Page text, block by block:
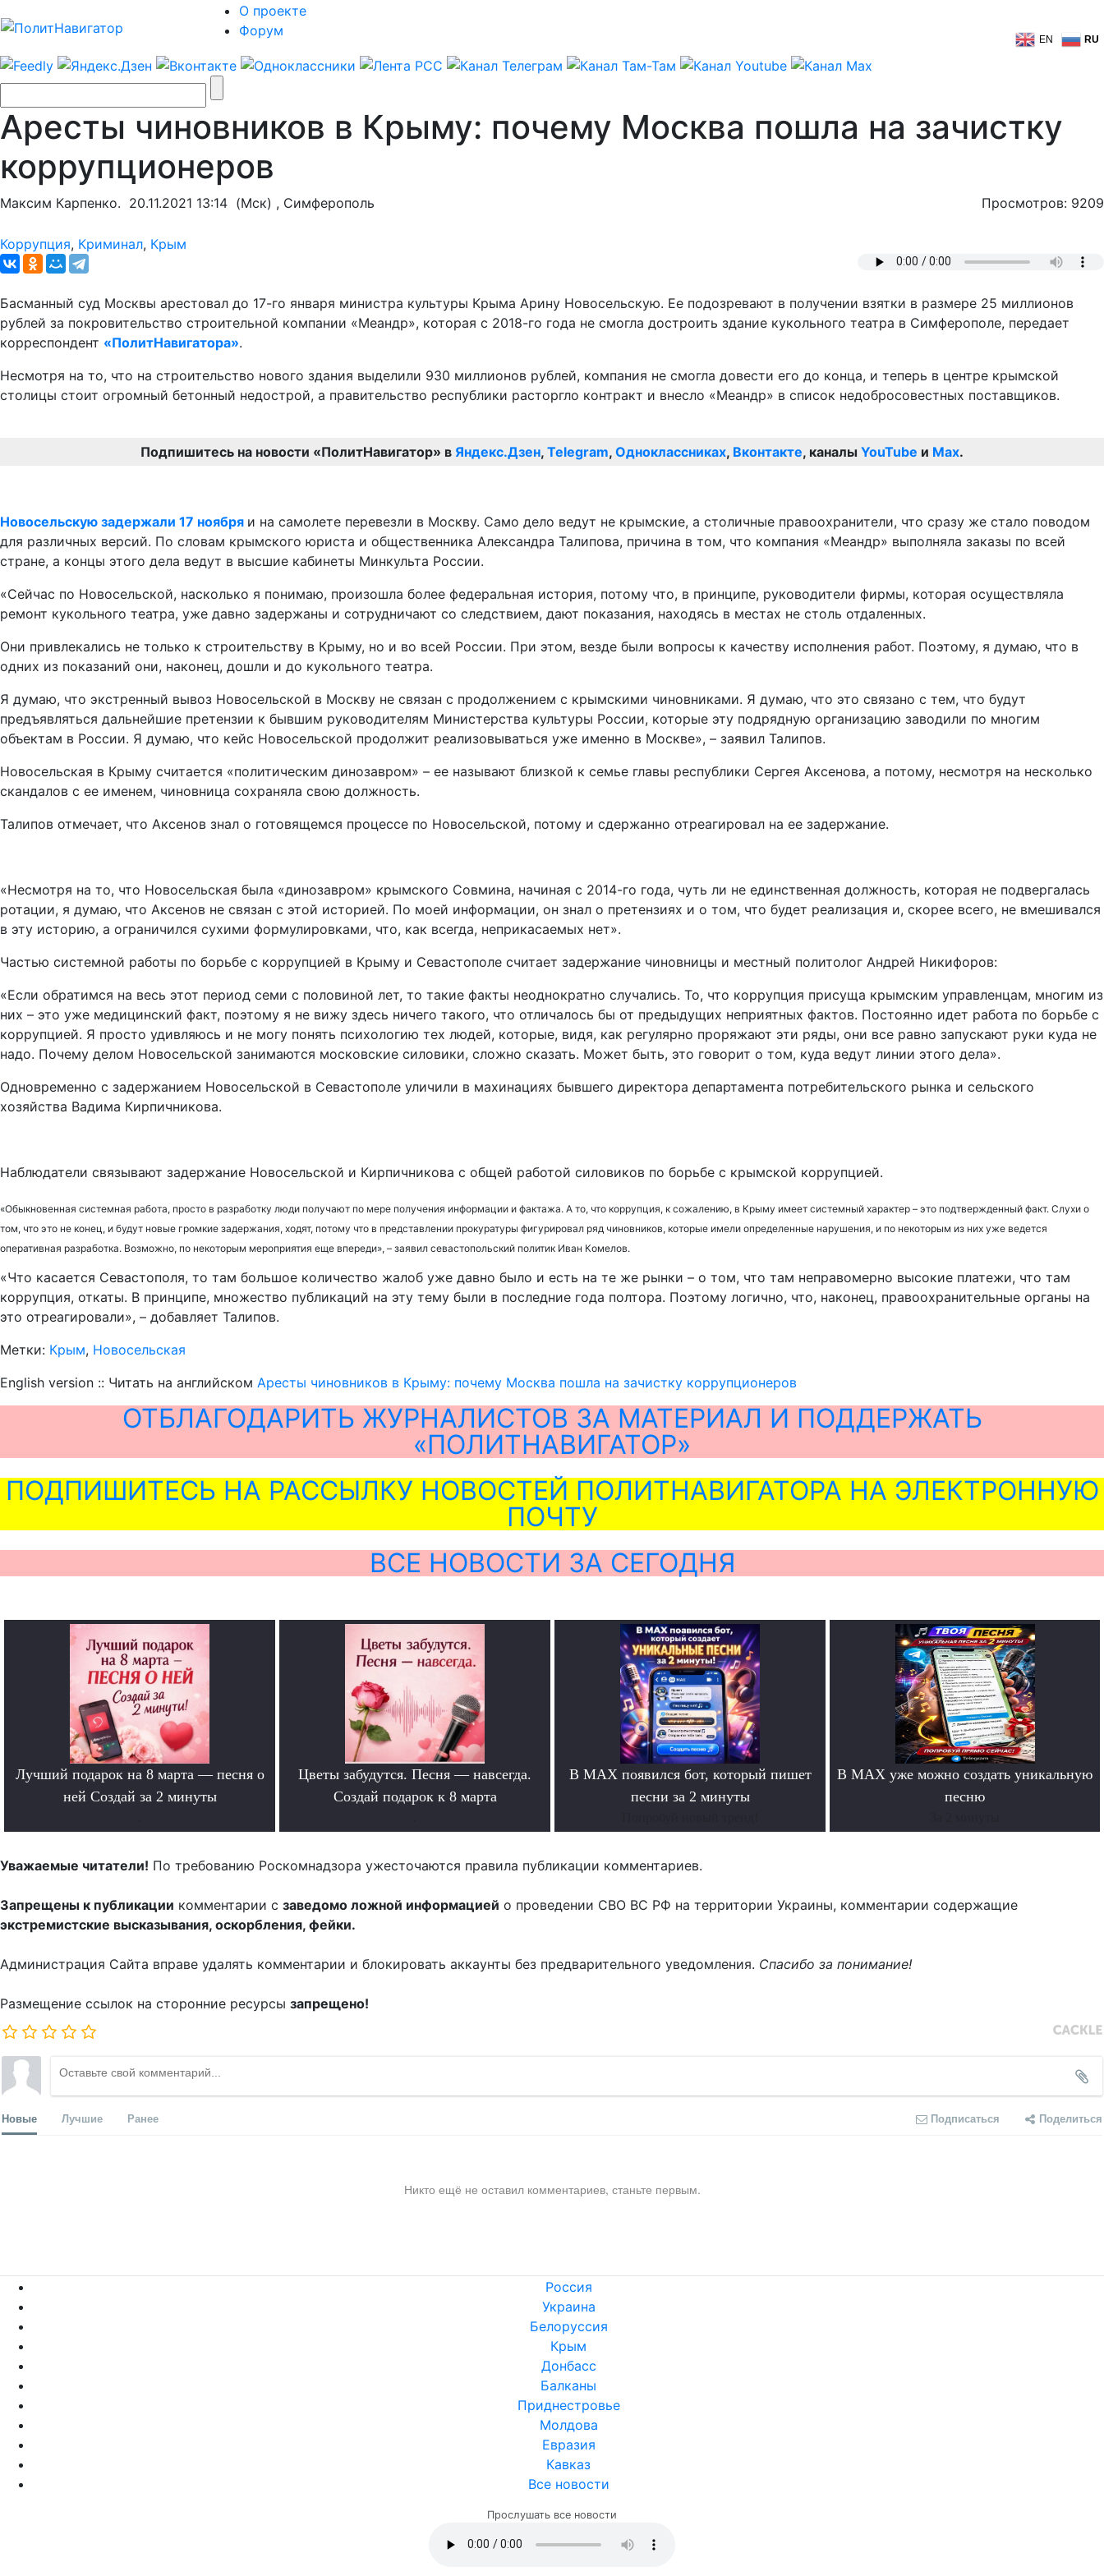
О проекте
Форум
EN RU
Аресты чиновников в Крыму: почему Москва пошла на зачистку
коррупционеров
Максим Карпенко. 20.11.2021 13:14 (Мск) , Симферополь Просмотров: 9209
Коррупция, Криминал, Крым
Басманный суд Москвы арестовал до 17-го января министра культуры Крыма Арину Новосельскую. Ее подозревают в получении взятки в размере 25 миллионов
рублей за покровительство строительной компании «Меандр», которая с 2018-го года не смогла достроить здание кукольного театра в Симферополе, передает
корреспондент «ПолитНавигатора».
Несмотря на то, что на строительство нового здания выделили 930 миллионов рублей, компания не смогла довести его до конца, и теперь в центре крымской
столицы стоит огромный бетонный недострой, а правительство республики расторгло контракт и внесло «Меандр» в список недобросовестных поставщиков.
Подпишитесь на новости «ПолитНавигатор» в Яндекс.Дзен, Telegram, Одноклассниках, Вконтакте, каналы YouTube и Max.
Новосельскую задержали 17 ноября и на самолете перевезли в Москву. Само дело ведут не крымские, а столичные правоохранители, что сразу же стало поводом
для различных версий. По словам крымского юриста и общественника Александра Талипова, причина в том, что компания «Меандр» выполняла заказы по всей
стране, а концы этого дела ведут в высшие кабинеты Минкульта России.
«Сейчас по Новосельской, насколько я понимаю, произошла более федеральная история, потому что, в принципе, руководители фирмы, которая осуществляла
ремонт кукольного театра, уже давно задержаны и сотрудничают со следствием, дают показания, находясь в местах не столь отдаленных.
Они привлекались не только к строительству в Крыму, но и во всей России. При этом, везде были вопросы к качеству исполнения работ. Поэтому, я думаю, что в
одних из показаний они, наконец, дошли и до кукольного театра.
Я думаю, что экстренный вывоз Новосельской в Москву не связан с продолжением с крымскими чиновниками. Я думаю, что это связано с тем, что будут
предъявляться дальнейшие претензии к бывшим руководителям Министерства культуры России, которые эту подрядную организацию заводили по многим
объектам в России. Я думаю, что кейс Новосельской продолжит реализовываться уже именно в Москве», – заявил Талипов.
Новосельская в Крыму считается «политическим динозавром» – ее называют близкой к семье главы республики Сергея Аксенова, а потому, несмотря на несколько
скандалов с ее именем, чиновница сохраняла свою должность.
Талипов отмечает, что Аксенов знал о готовящемся процессе по Новосельской, потому и сдержанно отреагировал на ее задержание.
«Несмотря на то, что Новосельская была «динозавром» крымского Совмина, начиная с 2014-го года, чуть ли не единственная должность, которая не подвергалась
ротации, я думаю, что Аксенов не связан с этой историей. По моей информации, он знал о претензиях и о том, что будет реализация и, скорее всего, не вмешивался
в эту историю, а ограничился сухими формулировками, что, как всегда, неприкасаемых нет».
Частью системной работы по борьбе с коррупцией в Крыму и Севастополе считает задержание чиновницы и местный политолог Андрей Никифоров:
«Если обратимся на весь этот период семи с половиной лет, то такие факты неоднократно случались. То, что коррупция присуща крымским управленцам, многим из
них – это уже медицинский факт, поэтому я не вижу здесь ничего такого, что отличалось бы от предыдущих неприятных фактов. Постоянно идет работа по борьбе с
коррупцией. Я просто удивляюсь и не могу понять психологию тех людей, которые, видя, как регулярно проряжают эти ряды, они все равно запускают руки куда не
надо. Почему делом Новосельской занимаются московские силовики, сложно сказать. Может быть, это говорит о том, куда ведут линии этого дела».
Одновременно с задержанием Новосельской в Севастополе уличили в махинациях бывшего директора департамента потребительского рынка и сельского
хозяйства Вадима Кирпичникова.
Наблюдатели связывают задержание Новосельской и Кирпичникова с общей работой силовиков по борьбе с крымской коррупцией.
«Обыкновенная системная работа, просто в разработку люди получают по мере получения информации и фактажа. А то, что коррупция, к сожалению, в Крыму имеет системный характер – это подтвержденный факт. Слухи о
том, что это не конец, и будут новые громкие задержания, ходят, потому что в представлении прокуратуры фигурировал ряд чиновников, которые имели определенные нарушения, и по некоторым из них уже ведется
оперативная разработка. Возможно, по некоторым мероприятия еще впереди», – заявил севастопольский политик Иван Комелов.
«Что касается Севастополя, то там большое количество жалоб уже давно было и есть на те же рынки – о том, что там неправомерно высокие платежи, что там
коррупция, откаты. В принципе, множество публикаций на эту тему были в последние года полтора. Поэтому логично, что, наконец, правоохранительные органы на
это отреагировали», – добавляет Талипов.
Метки: Крым, Новосельская
English version :: Читать на английском Аресты чиновников в Крыму: почему Москва пошла на зачистку коррупционеров
ОТБЛАГОДАРИТЬ ЖУРНАЛИСТОВ ЗА МАТЕРИАЛ И ПОДДЕРЖАТЬ
«ПОЛИТНАВИГАТОР»
ПОДПИШИТЕСЬ НА РАССЫЛКУ НОВОСТЕЙ ПОЛИТНАВИГАТОРА НА ЭЛЕКТРОННУЮ
ПОЧТУ
ВСЕ НОВОСТИ ЗА СЕГОДНЯ
Лучший подарок на 8 марта — песня о
ней Создай за 2 минуты
Цветы забудутся. Песня — навсегда.
Создай подарок к 8 марта
В MAX появился бот, который пишет
песни за 2 минуты
В MAX уже можно создать уникальную
песню
Уважаемые читатели! По требованию Роскомнадзора ужесточаются правила публикации комментариев.
Запрещены к публикации комментарии с заведомо ложной информацией о проведении СВО ВС РФ на территории Украины, комментарии содержащие
экстремистские высказывания, оскорбления, фейки.
Администрация Сайта вправе удалять комментарии и блокировать аккаунты без предварительного уведомления. Спасибо за понимание!
Размещение ссылок на сторонние ресурсы запрещено!
Новые Лучшие Ранее Подписаться Поделиться
Никто ещё не оставил комментариев, станьте первым.
Россия
Украина
Белоруссия
Крым
Донбасс
Балканы
Приднестровье
Молдова
Евразия
Кавказ
Все новости
Прослушать все новости